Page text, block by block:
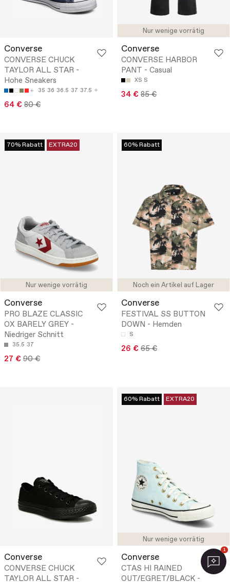
Converse
CONVERSE CHUCK
TAYLOR ALL STAR -
Hohe Sneakers
35 36 36.5 37 37.5
64 € 80 €
Nur wenige vorrätig
Converse
CONVERSE HARBOR
PANT - Casual
XS S
34 € 85 €
Nur wenige vorrätig
70% Rabatt EXTRA20
Converse
PRO BLAZE CLASSIC
OX BARELY GREY -
Niedriger Schnitt
35.5 37
27 € 90 €
Noch ein Artikel auf Lager
60% Rabatt
Converse
FESTIVAL SS BUTTON
DOWN - Hemden
S
26 € 65 €
Converse
CONVERSE CHUCK
TAYLOR ALL STAR -
Nur wenige vorrätig
60% Rabatt EXTRA20
Converse
CTAS HI RAINED
OUT/EGRET/BLACK -
1